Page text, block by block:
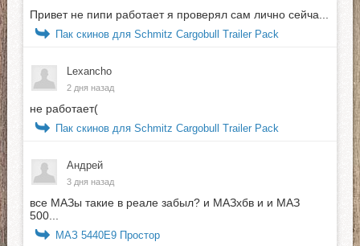
Привет не пипи работает я проверял сам лично сейча...
Пак скинов для Schmitz Cargobull Trailer Pack
Lexancho
2 дня назад
не работает(
Пак скинов для Schmitz Cargobull Trailer Pack
Андрей
3 дня назад
все МАЗы такие в реале забыл? и МАЗхбв и и МАЗ
500...
МАЗ 5440E9 Простор